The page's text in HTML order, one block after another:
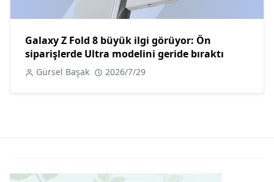
Galaxy Z Fold 8 büyük ilgi görüyor: Ön
siparişlerde Ultra modelini geride bıraktı
Gürsel Başak 2026/7/29